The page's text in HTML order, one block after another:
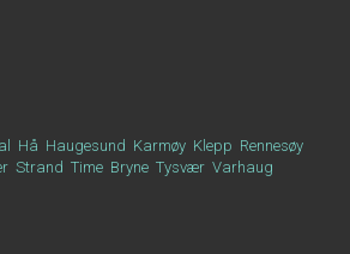
Hå Haugesund Karmøy Klepp Rennesøy
Strand Time Bryne Tysvær Varhaug